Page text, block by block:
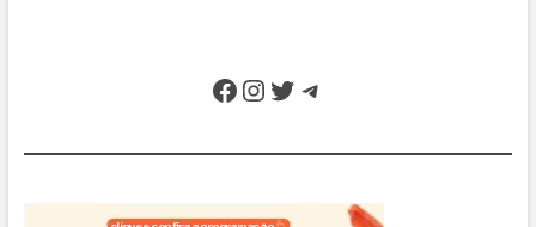
Facebook
Instagram
Twitter
Telegram